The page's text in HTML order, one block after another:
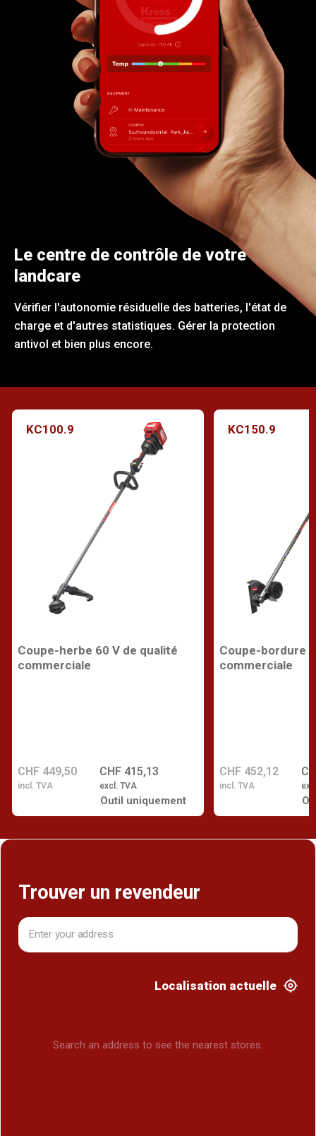
Le centre de contrôle de votre
landcare
Vérifier l'autonomie résiduelle des batteries, l'état de
charge et d'autres statistiques. Gérer la protection
antivol et bien plus encore.
KC100.9
Coupe-herbe 60 V de qualité
commerciale
CHF 415,13
excl. TVA
CHF 449,50
incl. TVA
Outil uniquement
KC150.9
Coupe-bordure
commerciale
CHF 452,12
incl. TVA
Trouver un revendeur
Localisation actuelle
Search an address to see the nearest stores.